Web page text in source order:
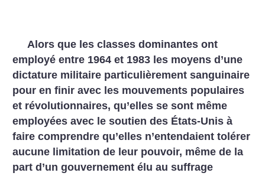
Alors que les classes dominantes ont
employé entre 1964 et 1983 les moyens d’une
dictature militaire particulièrement sanguinaire
pour en finir avec les mouvements populaires
et révolutionnaires, qu’elles se sont même
employées avec le soutien des États-Unis à
faire comprendre qu’elles n’entendaient tolérer
aucune limitation de leur pouvoir, même de la
part d’un gouvernement élu au suffrage